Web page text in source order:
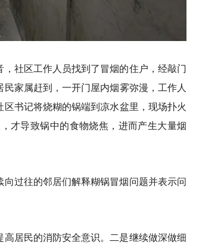
社区工作人员找到了冒烟的住户，经敲门
家属赶到，一开门屋内烟雾弥漫，工作人
书记将烧糊的锅端到凉水盆里，现场扑火
才导致锅中的食物烧焦，进而产生大量烟
过往的邻居们解释糊锅冒烟问题并表示问
居民的消防安全意识。二是继续做深做细